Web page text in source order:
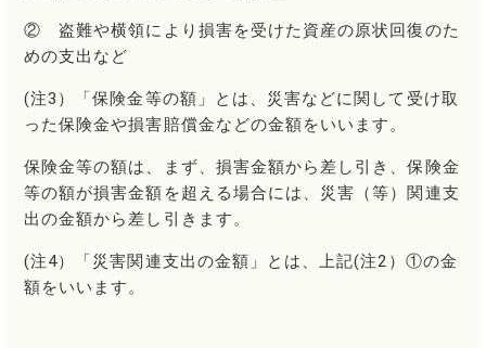
② 盗難や横領により損害を受けた資産の原状回復のた
めの支出など
(注3）「保険金等の額」とは、災害などに関して受け取
った保険金や損害賠償金などの金額をいいます。
保険金等の額は、まず、損害金額から差し引き、保険金
等の額が損害金額を超える場合には、災害（等）関連支
出の金額から差し引きます。
(注4）「災害関連支出の金額」とは、上記(注2）①の金
額をいいます。